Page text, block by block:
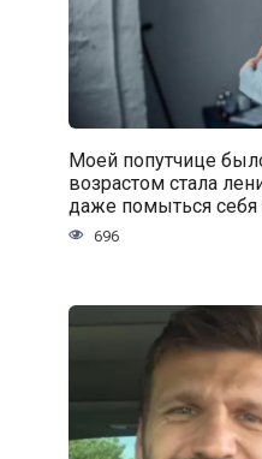
Моей попутчице
возрастом стала
даже помыться себя
696